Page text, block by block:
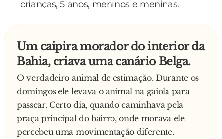
crianças, 5 anos, meninos e meninas.
Um caipira morador do interior da
Bahia, criava uma canário Belga.
O verdadeiro animal de estimação. Durante os
domingos ele levava o animal na gaiola para
passear. Certo dia, quando caminhava pela
praça principal do bairro, onde morava ele
percebeu uma movimentação diferente.